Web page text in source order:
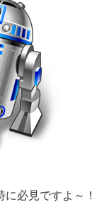
必見ですよ～！